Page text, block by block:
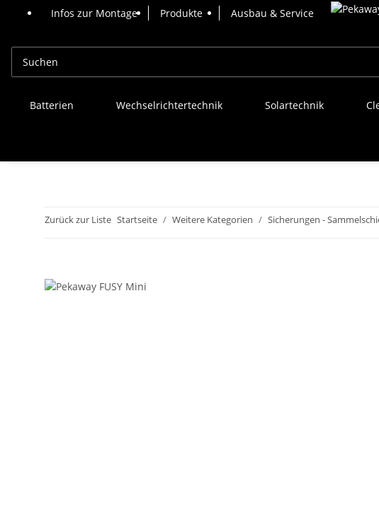
Infos zur Montage Produkte Ausbau & Service
Batterien Wechselrichtertechnik Solartechnik
Zurück zur Liste Startseite Weitere Kategorien Sicherungen -